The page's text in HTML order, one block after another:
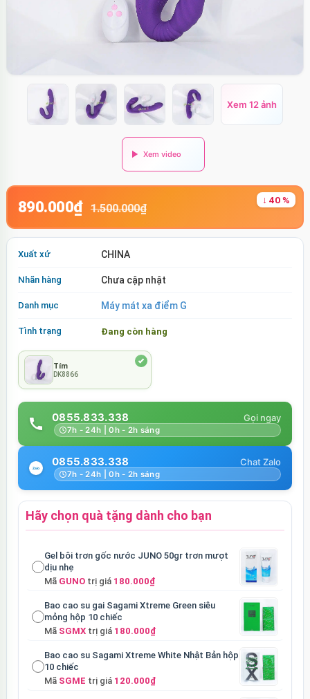
Xem 12 ảnh
890.000₫ 1.500.000₫
↓ 40 %
Xuất xứ CHINA
Nhãn hàng Chưa cập nhật
Danh mục Máy mát xa điểm G
Tình trạng Đang còn hàng
Tím
DK8866
0855.833.338
7h - 24h | 0h - 2h sáng
0855.833.338
7h - 24h | 0h - 2h sáng
Hãy chọn quà tặng dành cho bạn
Gel bôi trơn gốc nước JUNO 50gr trơn mượt
dịu nhẹ
Mã GUNOtrị giá 180.000₫
Bao cao su gai Sagami Xtreme Green siêu
mỏng hộp 10 chiếc
Mã SGMXtrị giá 180.000₫
Bao cao su Sagami Xtreme White Nhật Bản hộp
10 chiếc
Mã SGME trị giá 120.000₫